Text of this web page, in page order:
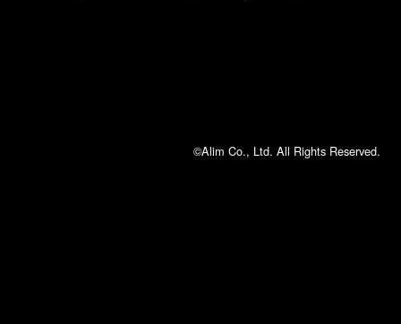
©Alim Co., Ltd. All Rights Reserved.